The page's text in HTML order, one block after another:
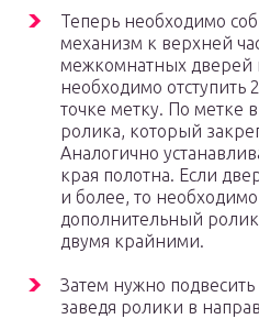
Теперь необходимо
механизм к верхней
межкомнатных дверей
необходимо отступить
точке метку. По метке
ролика, который
Аналогично
края полотна. Если
и более, то необходимо
дополнительный
двумя крайними.
Затем нужно
заведя ролики в